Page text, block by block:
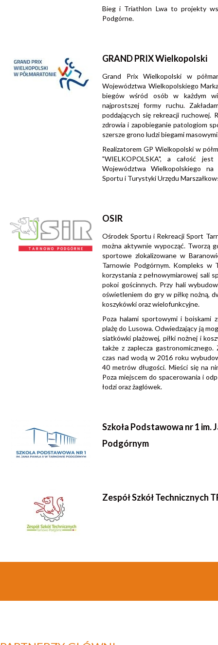
Bieg i Triathlon Lwa to projekty
Podgórne.
GRAND PRIX Wielkopolski
Grand Prix Wielkopolski w
Województwa Wielkopolskiego
biegów wśród osób w każdym
najprostszej formy ruchu.
poddających się rekreacji ruchowej.
zdrowia i zapobieganie patologiom
szersze grono ludzi biegami
Realizatorem GP Wielkopolski w
"WIELKOPOLSKA", a całość
Województwa Wielkopolskiego
Sportu i Turystyki Urzędu
OSIR
Ośrodek Sportu i Rekreacji Sport
można aktywnie wypocząć. Tworzą
sportowe zlokalizowane w
Tarnowie Podgórnym. Kompleks w
korzystania z pełnowymiarowej sali
pokoi gościnnych. Przy hali
oświetleniem do gry w piłkę nożną,
koszykówki oraz wielofunkcyjne.
Poza halami sportowymi i boiskami
plażę do Lusowa. Odwiedzający ją
siatkówki plażowej, piłki nożnej i
także z zaplecza
czas nad wodą w 2016 roku
40 metrów długości. Mieści się na
Poza miejscem do spacerowania i
łodzi oraz żaglówek.
Szkoła Podstawowa nr 1 im.
Podgórnym
Zespół Szkół Technicznych